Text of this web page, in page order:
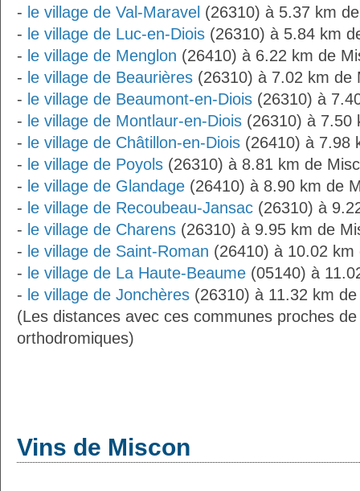
- le village de Val-Maravel (26310) à 5.37 km
- le village de Luc-en-Diois (26310) à 5.84 km
- le village de Menglon (26410) à 6.22 km de
- le village de Beaurières (26310) à 7.02 km de
- le village de Beaumont-en-Diois (26310) à
- le village de Montlaur-en-Diois (26310) à 7.50
- le village de Châtillon-en-Diois (26410) à 7.98
- le village de Poyols (26310) à 8.81 km de
- le village de Glandage (26410) à 8.90 km de
- le village de Recoubeau-Jansac (26310) à
- le village de Charens (26310) à 9.95 km de
- le village de Saint-Roman (26410) à 10.02 km
- le village de La Haute-Beaume (05140) à
- le village de Jonchères (26310) à 11.32 km
(Les distances avec ces communes proches
orthodromiques)
Vins de Miscon